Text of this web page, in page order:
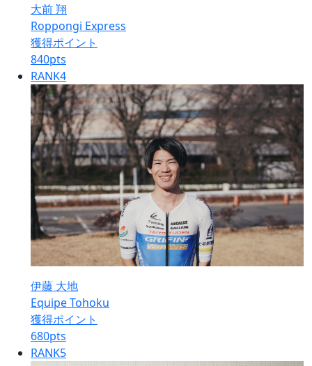
大前 翔
Roppongi Express
獲得ポイント
840pts
RANK4
伊藤 大地
Equipe Tohoku
獲得ポイント
680pts
RANK5